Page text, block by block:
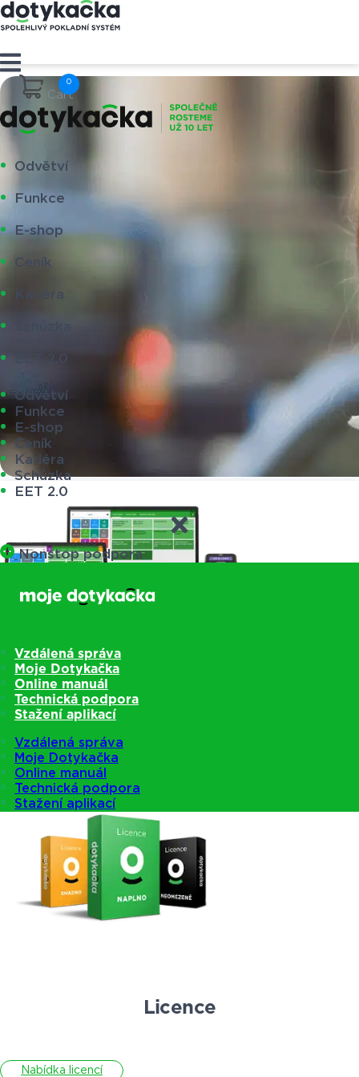
Cart
Odvětví
Funkce
E-shop
Ceník
Kariéra
EET 2.0
Odvětví
Funkce
E-shop
Ceník
Kariéra
Schůzka
EET 2.0
Nonstop podpora
Vzdálená správa
Moje Dotykačka
Online manuál
Technická podpora
Stažení aplikací
Vzdálená správa
Moje Dotykačka
Online manuál
Technická podpora
Stažení aplikací
Pokladny
Nabídka pokladen
Licence
Nabídka licencí